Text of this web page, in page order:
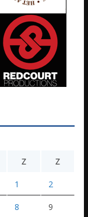
Z Z
1 2
8 9